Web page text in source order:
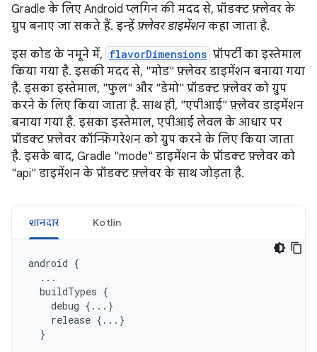
Gradle के लिए Android प्लगिन की मदद से, प्रॉडक्ट फ़्लेवर के
ग्रुप बनाए जा सकते हैं. इन्हें फ़्लेवर डाइमेंशनकहा जाता है.
इस कोड के नमूने में, flavorDimensions प्रॉपर्टी का इस्तेमाल
किया गया है. इसकी मदद से, "मोड" फ़्लेवर डाइमेंशन बनाया गया
है. इसका इस्तेमाल, "फुल" और "डेमो" प्रॉडक्ट फ़्लेवर को ग्रुप
करने के लिए किया जाता है. साथ ही, "एपीआई" फ़्लेवर डाइमेंशन
बनाया गया है. इसका इस्तेमाल, एपीआई लेवल के आधार पर
प्रॉडक्ट फ़्लेवर कॉन्फ़िगरेशन को ग्रुप करने के लिए किया जाता
है. इसके बाद, Gradle "mode" डाइमेंशन के प्रॉडक्ट फ़्लेवर को
"api" डाइमेंशन के प्रॉडक्ट फ़्लेवर के साथ जोड़ता है.
शानदार Kotlin
android {
...
buildTypes {
debug {...}
release {...}
}